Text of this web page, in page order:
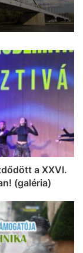
a XXVI.
(galéria)